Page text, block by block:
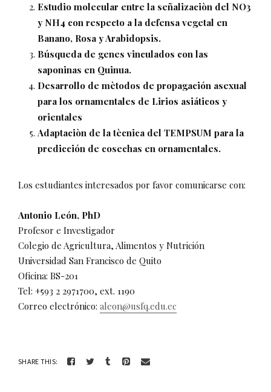
Estudio molecular entre la señalizaciòn del NO3
y NH4 con respecto a la defensa vegetal en
Banano, Rosa y Arabidopsis.
Búsqueda de genes vinculados con las
saponinas en Quinua.
Desarrollo de mètodos de propagación asexual
para los ornamentales de Lirios asiáticos y
orientales
Adaptaciòn de la tècnica del TEMPSUM para la
predicción de cosechas en ornamentales.
Los estudiantes interesados por favor comunicarse con:
Antonio León, PhD
Profesor e Investigador
Colegio de Agricultura, Alimentos y Nutrición
Universidad San Francisco de Quito
Oficina: BS-201
Tel: +593 2 2971700, ext. 1190
Correo electrónico: aleon@usfq.edu.ec
SHARE THIS: